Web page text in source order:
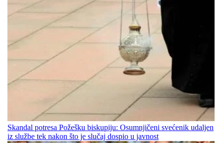
Skandal potresa Požešku biskupiju: Osumnjičeni svećenik udaljen
iz službe tek nakon što je slučaj dospio u javnost